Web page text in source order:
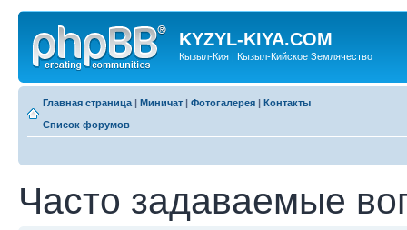
KYZYL-KIYA.COM
Кызыл-Кия | Кызыл-Кийское Землячество
Главная страница | Миничат | Фотогалерея | Контакты
Список форумов
Часто задаваемые